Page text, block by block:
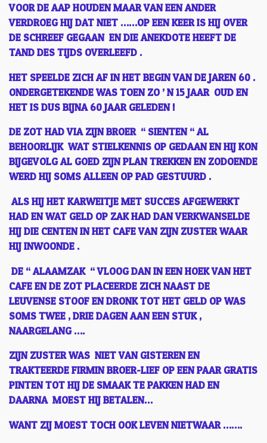
VOOR DE AAP HOUDEN MAAR VAN EEN ANDER
VERDROEG HIJ DAT NIET ……OP EEN KEER IS HIJ OVER
DE SCHREEF GEGAAN EN DIE ANEKDOTE HEEFT DE
TAND DES TIJDS OVERLEEFD .
HET SPEELDE ZICH AF IN HET BEGIN VAN DE JAREN 60 .
ONDERGETEKENDE WAS TOEN ZO ’ N 15 JAAR OUD EN
HET IS DUS BIJNA 60 JAAR GELEDEN !
DE ZOT HAD VIA ZIJN BROER “ SIENTEN “ AL
BEHOORLIJK WAT STIELKENNIS OP GEDAAN EN HIJ KON
BIJGEVOLG AL GOED ZIJN PLAN TREKKEN EN ZODOENDE
WERD HIJ SOMS ALLEEN OP PAD GESTUURD .
ALS HIJ HET KARWEITJE MET SUCCES AFGEWERKT
HAD EN WAT GELD OP ZAK HAD DAN VERKWANSELDE
HIJ DIE CENTEN IN HET CAFE VAN ZIJN ZUSTER WAAR
HIJ INWOONDE .
DE “ ALAAMZAK “ VLOOG DAN IN EEN HOEK VAN HET
CAFE EN DE ZOT PLACEERDE ZICH NAAST DE
LEUVENSE STOOF EN DRONK TOT HET GELD OP WAS
SOMS TWEE , DRIE DAGEN AAN EEN STUK ,
NAARGELANG ….
ZIJN ZUSTER WAS NIET VAN GISTEREN EN
TRAKTEERDE FIRMIN BROER-LIEF OP EEN PAAR GRATIS
PINTEN TOT HIJ DE SMAAK TE PAKKEN HAD EN
DAARNA MOEST HIJ BETALEN…
WANT ZIJ MOEST TOCH OOK LEVEN NIETWAAR …….